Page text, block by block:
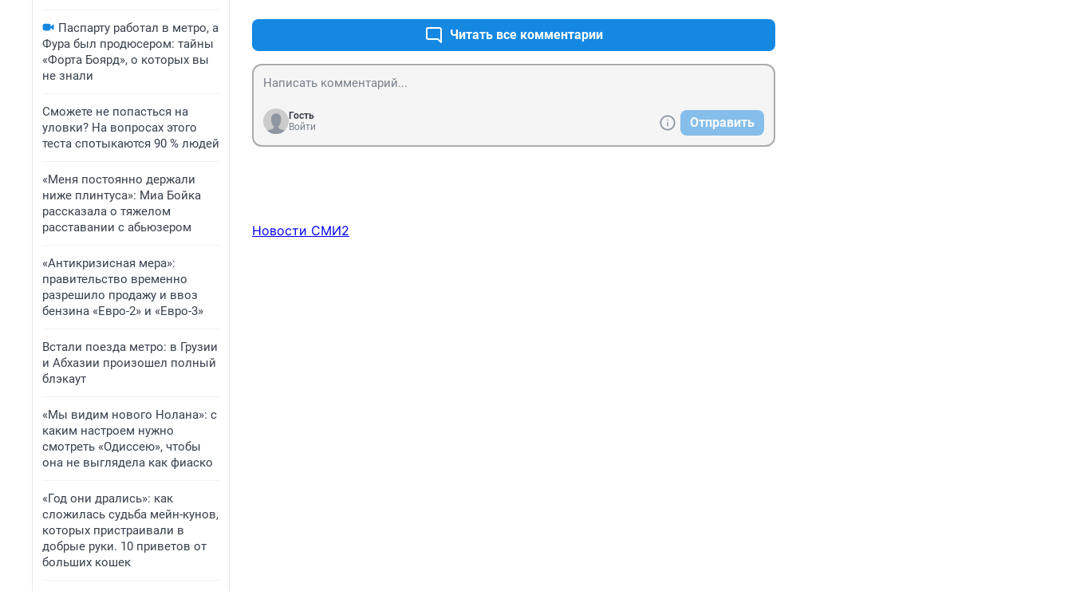
Паспарту работал в метро, а
Фура был продюсером: тайны
«Форта Боярд», о которых вы
не знали
Сможете не попасться на
уловки? На вопросах этого
теста спотыкаются 90 % людей
«Меня постоянно держали
ниже плинтуса»: Миа Бойка
рассказала о тяжелом
расставании с абьюзером
«Антикризисная мера»:
правительство временно
разрешило продажу и ввоз
бензина «Евро-2» и «Евро-3»
Встали поезда метро: в Грузии
и Абхазии произошел полный
блэкаут
«Мы видим нового Нолана»: с
каким настроем нужно
смотреть «Одиссею», чтобы
она не выглядела как фиаско
«Год они дрались»: как
сложилась судьба мейн-кунов,
которых пристраивали в
добрые руки. 10 приветов от
больших кошек
Читать все комментарии
Гость
Войти
Отправить
Новости СМИ2